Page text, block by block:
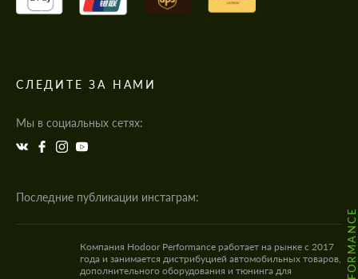
СЛЕДИТЕ ЗА НАМИ
Мы в социальных сетях:
Последние публикации инстаграм:
Компания Hodoor Performance работает на рынке с 2017
года и занимается дистрибуцией автомобильных товаров,
дополнительного оборудования и тюнинга для